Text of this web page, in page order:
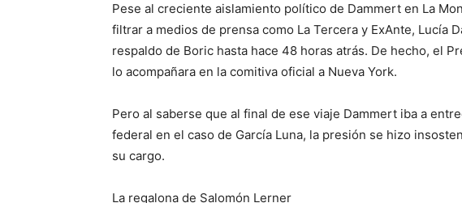
Pese al creciente aislamiento político de Dammert en La
filtrar a medios de prensa como La Tercera y ExAnte, Lucía
respaldo de Boric hasta hace 48 horas atrás. De hecho, el
lo acompañara en la comitiva oficial a Nueva York.
Pero al saberse que al final de ese viaje Dammert iba a
federal en el caso de García Luna, la presión se hizo
su cargo.
La regalona de Salomón Lerner